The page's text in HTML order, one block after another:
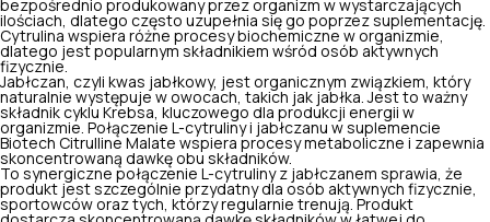
bezpośrednio produkowany przez organizm w wystarczających
ilościach, dlatego często uzupełnia się go poprzez suplementację.
Cytrulina wspiera różne procesy biochemiczne w organizmie,
dlatego jest popularnym składnikiem wśród osób aktywnych
fizycznie.
Jabłczan, czyli kwas jabłkowy, jest organicznym związkiem, który
naturalnie występuje w owocach, takich jak jabłka. Jest to ważny
składnik cyklu Krebsa, kluczowego dla produkcji energii w
organizmie. Połączenie L-cytruliny i jabłczanu w suplemencie
Biotech Citrulline Malate wspiera procesy metaboliczne i zapewnia
skoncentrowaną dawkę obu składników.
To synergiczne połączenie L-cytruliny z jabłczanem sprawia, że
produkt jest szczególnie przydatny dla osób aktywnych fizycznie,
sportowców oraz tych, którzy regularnie trenują. Produkt